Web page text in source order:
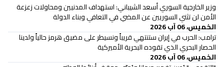
وزير الخارجية السوري أسعد الشيباني: استهداف المدنيين ومحاولات زعزعة
الأمن لن تثني السوريين عن المضي في التعافي وبناء الدولة
الخميس، 06 آب 2026
ترامب: الحرب في إيران ستنتهي قريباً ونسيطر على مضيق هرمز حالياً ولدينا
الحصار البحري الذي تقوده البحرية الأميركية
الخميس، 06 آب 2026